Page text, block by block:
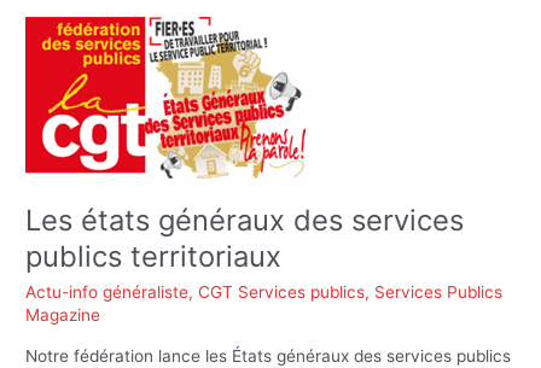
Les états généraux des services
publics territoriaux
Actu-info généraliste,CGT Services publics, Services Publics
Magazine
Notre fédération lance les États généraux des services publics
états
généraux
des
services
publics